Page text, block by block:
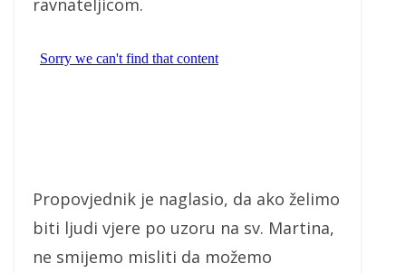
ravnateljicom.
Propovjednik je naglasio, da ako želimo
biti ljudi vjere po uzoru na sv. Martina,
ne smijemo misliti da možemo